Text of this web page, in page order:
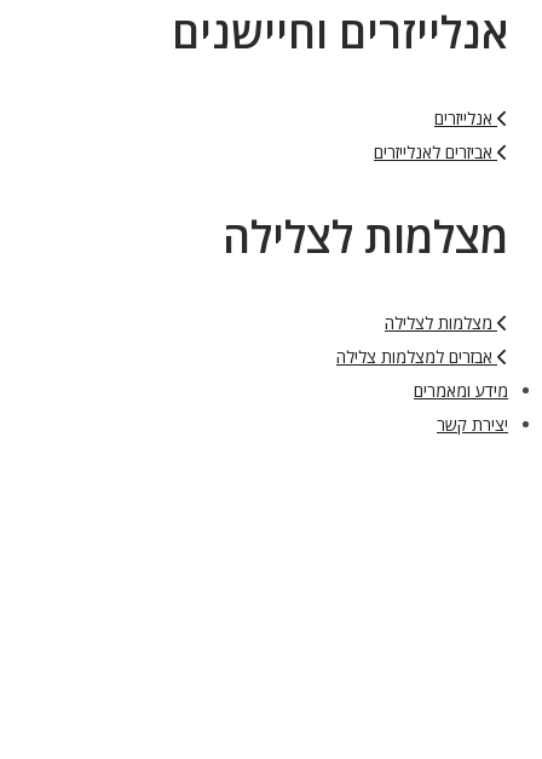
אנלייזרים וחיישנים
אנלייזרים
אביזרים לאנלייזרים
מצלמות לצלילה
מצלמות לצלילה
אבזרים למצלמות צלילה
מידע ומאמרים
יצירת קשר